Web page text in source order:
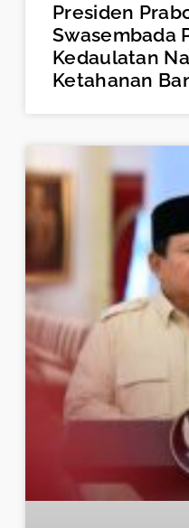
Presiden
Swasembada
Kedaulatan
Ketahanan